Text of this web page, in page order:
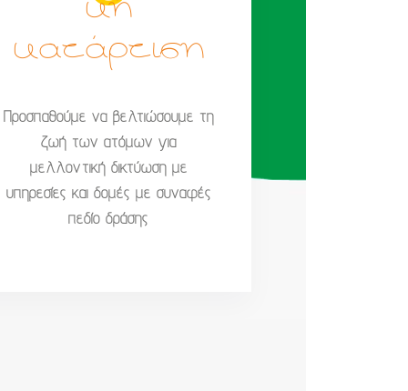
κή
κατάρτιση
Προσπαθούμε να βελτιώσουμε τη
ζωή των ατόμων για
μελλοντική δικτύωση με
υπηρεσίες και δομές με συναφές
πεδίο δράσης